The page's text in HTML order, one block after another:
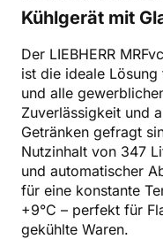
Kühlgerät mit
Der LIEBHERR
ist die ideale
und alle
Zuverlässigkeit und
Getränken gefragt
Nutzinhalt von 347
und automatischer
für eine konstante
+9°C – perfekt für
gekühlte Waren.